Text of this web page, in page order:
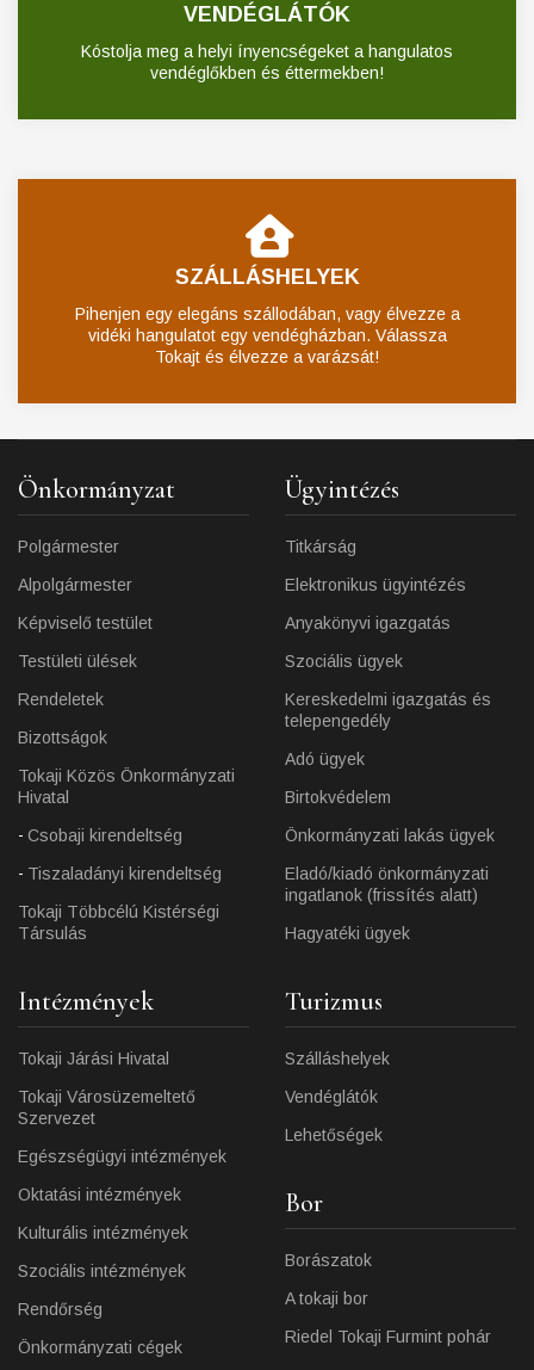
VENDÉGLÁTÓK
Kóstolja meg a helyi ínyencségeket a hangulatos
vendéglőkben és éttermekben!
SZÁLLÁSHELYEK
Pihenjen egy elegáns szállodában, vagy élvezze a
vidéki hangulatot egy vendégházban. Válassza
Tokajt és élvezze a varázsát!
Önkormányzat
Polgármester
Alpolgármester
Képviselő testület
Testületi ülések
Rendeletek
Bizottságok
Tokaji Közös Önkormányzati
Hivatal
Csobaji kirendeltség
Tiszaladányi kirendeltség
Tokaji Többcélú Kistérségi
Társulás
Ügyintézés
Titkárság
Elektronikus ügyintézés
Anyakönyvi igazgatás
Szociális ügyek
Kereskedelmi igazgatás és
telepengedély
Adó ügyek
Birtokvédelem
Önkormányzati lakás ügyek
Eladó/kiadó önkormányzati
ingatlanok (frissítés alatt)
Hagyatéki ügyek
Intézmények
Tokaji Járási Hivatal
Tokaji Városüzemeltető
Szervezet
Egészségügyi intézmények
Oktatási intézmények
Kulturális intézmények
Szociális intézmények
Rendőrség
Önkormányzati cégek
Turizmus
Szálláshelyek
Vendéglátók
Lehetőségek
Bor
Borászatok
A tokaji bor
Riedel Tokaji Furmint pohár